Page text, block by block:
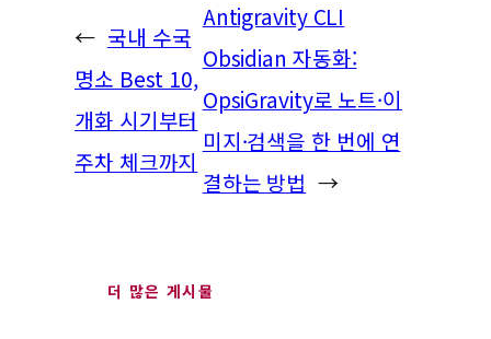
← 국내 수국
명소 Best 10,
개화 시기부터
주차 체크까지
Antigravity CLI
Obsidian 자동화:
OpsiGravity로 노트·이
미지·검색을 한 번에 연
결하는 방법 →
더 많은 게시물